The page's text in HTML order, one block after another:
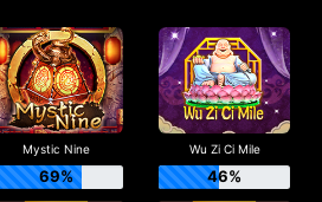
Mystic Nine
69%
Wu Zi Ci Mile
46%